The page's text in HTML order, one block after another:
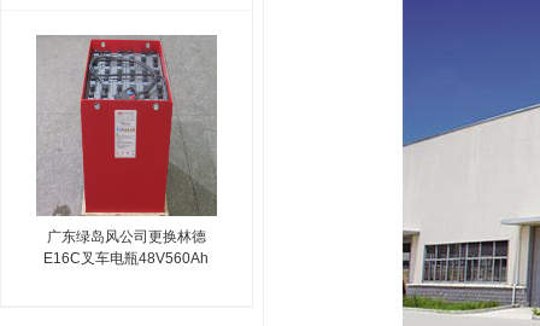
广东绿岛风公司更换林德
E16C叉车电瓶48V560Ah